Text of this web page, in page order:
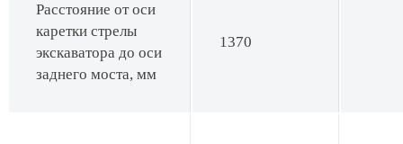
Расстояние от оси
каретки стрелы
экскаватора до оси
заднего моста, мм
1370